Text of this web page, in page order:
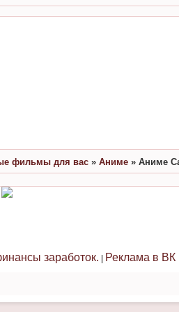
фильмы для вас » Аниме » Аниме
заработок. | Реклама в ВК